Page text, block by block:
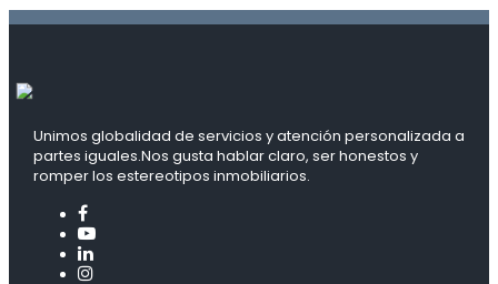
Unimos globalidad de servicios y atención personalizada a
partes iguales.Nos gusta hablar claro, ser honestos y
romper los estereotipos inmobiliarios.